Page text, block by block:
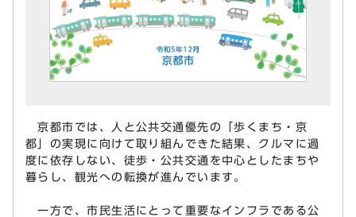
京都市では、人と公共交通優先の「歩くまち・京
都」の実現に向けて取り組んできた結果、クルマに過
度に依存しない、徒歩・公共交通を中心としたまちや
暮らし、観光への転換が進んでいます。
一方で、市民生活にとって重要なインフラである公